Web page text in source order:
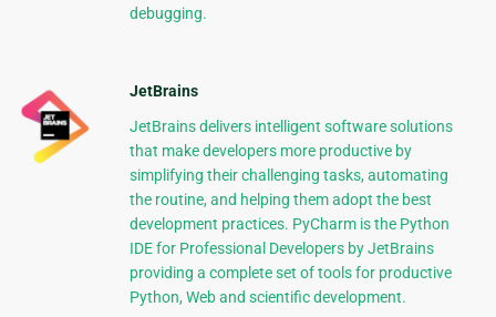
debugging.
JetBrains
JetBrains delivers intelligent software solutions
that make developers more productive by
simplifying their challenging tasks, automating
the routine, and helping them adopt the best
development practices. PyCharm is the Python
IDE for Professional Developers by JetBrains
providing a complete set of tools for productive
Python, Web and scientific development.